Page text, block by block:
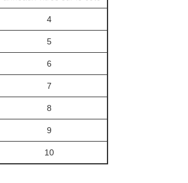
4
5
6
7
8
9
10